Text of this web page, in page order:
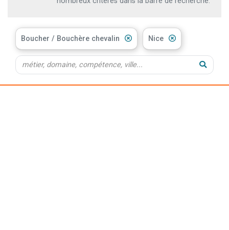
Boucher / Bouchère chevalin Nice